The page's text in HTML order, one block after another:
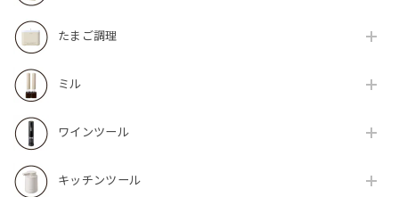
たまご調理
ミル
ワインツール
キッチンツール